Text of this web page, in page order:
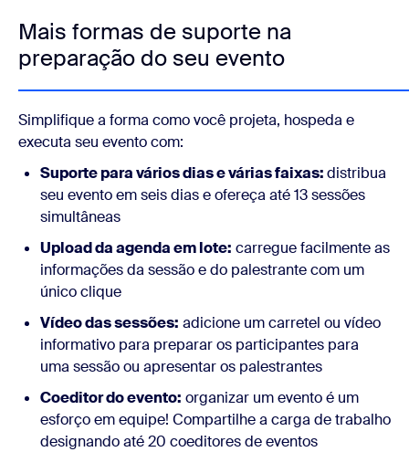
Mais formas de suporte na
preparação do seu evento
Simplifique a forma como você projeta, hospeda e
executa seu evento com:
Suporte para vários dias e várias faixas:distribua
seu evento em seis dias e ofereça até 13 sessões
simultâneas
Upload da agenda em lote: carregue facilmente as
informações da sessão e do palestrante com um
único clique
Vídeo das sessões: adicione um carretel ou vídeo
informativo para preparar os participantes para
uma sessão ou apresentar os palestrantes
Coeditor do evento: organizar um evento é um
esforço em equipe! Compartilhe a carga de trabalho
designando até 20 coeditores de eventos